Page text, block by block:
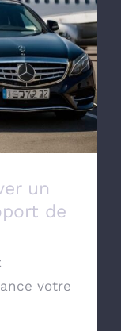
pour aller
un
de
votre